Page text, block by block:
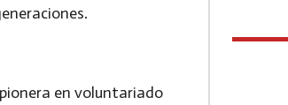
en voluntariado